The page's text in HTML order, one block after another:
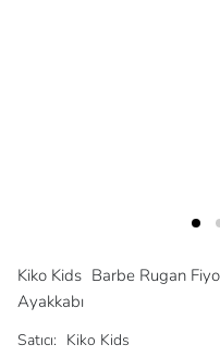
Kiko Kids Barbe Rugan
Ayakkabı
Satıcı: Kiko Kids